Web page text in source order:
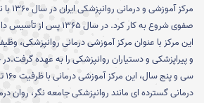
مرکز
صفوی شروع به کار کرد. در
این مرکز با عنوان مرکز آموزشی درمانی روانپزشکی،
و پیراپزشکی و دستیاران روانپزشکی را به عهده
درمانی گسترده ای مانند روانپزشکی جامعه نگر، روان